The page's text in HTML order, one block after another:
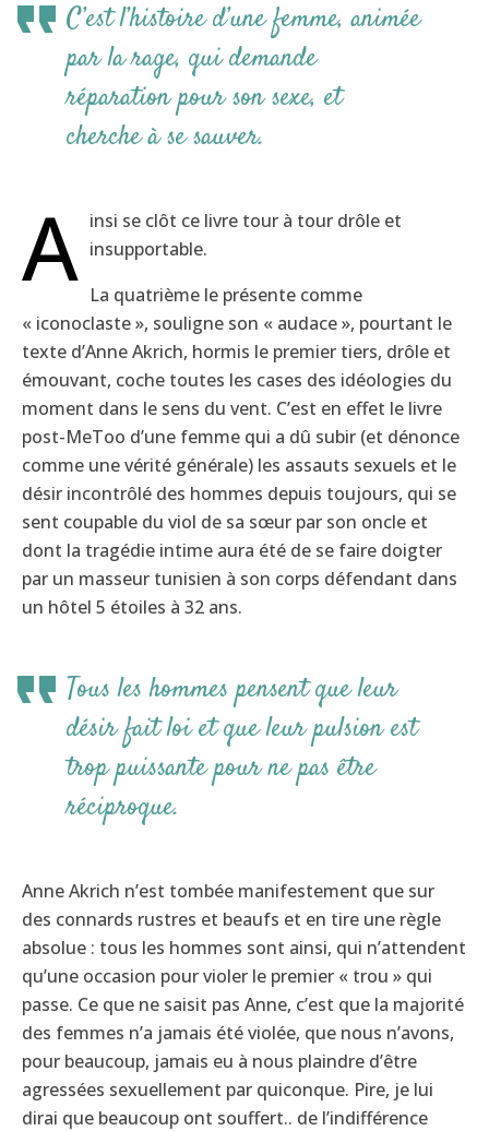
C’est l’histoire d’une femme, animée
par la rage, qui demande
réparation pour son sexe, et
cherche à se sauver.
A insi se clôt ce livre tour à tour drôle et
insupportable.
La quatrième le présente comme
« iconoclaste », souligne son « audace », pourtant le
texte d’Anne Akrich, hormis le premier tiers, drôle et
émouvant, coche toutes les cases des idéologies du
moment dans le sens du vent. C’est en effet le livre
post-MeToo d’une femme qui a dû subir (et dénonce
comme une vérité générale) les assauts sexuels et le
désir incontrôlé des hommes depuis toujours, qui se
sent coupable du viol de sa sœur par son oncle et
dont la tragédie intime aura été de se faire doigter
par un masseur tunisien à son corps défendant dans
un hôtel 5 étoiles à 32 ans.
Tous les hommes pensent que leur
désir fait loi et que leur pulsion est
trop puissante pour ne pas être
réciproque.
Anne Akrich n’est tombée manifestement que sur
des connards rustres et beaufs et en tire une règle
absolue : tous les hommes sont ainsi, qui n’attendent
qu’une occasion pour violer le premier « trou » qui
passe. Ce que ne saisit pas Anne, c’est que la majorité
des femmes n’a jamais été violée, que nous n’avons,
pour beaucoup, jamais eu à nous plaindre d’être
agressées sexuellement par quiconque. Pire, je lui
dirai que beaucoup ont souffert.. de l’indifférence